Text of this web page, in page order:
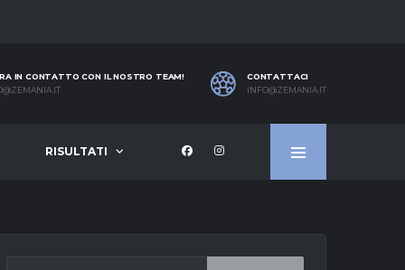
IN CONTATTO CON IL NOSTRO TEAM!
CONTATTACI
INFO@ZEMANIA.IT
RISULTATI